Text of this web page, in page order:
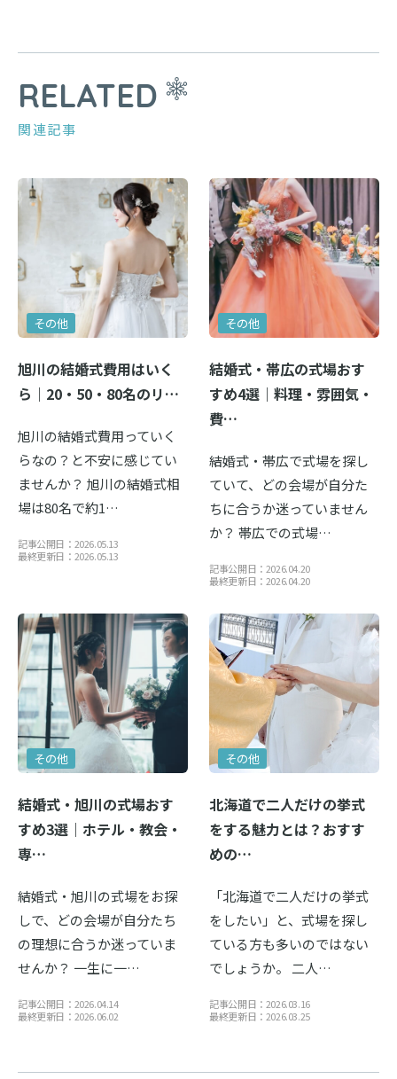
RELATED
関連記事
その他
旭川の結婚式費用はいく
ら｜20・50・80名のリ…
旭川の結婚式費用っていく
らなの？と不安に感じてい
ませんか？ 旭川の結婚式相
場は80名で約1…
記事公開日：2026.05.13
最終更新日：2026.05.13
その他
結婚式・帯広の式場おす
すめ4選｜料理・雰囲気・
費…
結婚式・帯広で式場を探し
ていて、どの会場が自分た
ちに合うか迷っていません
か？ 帯広での式場…
記事公開日：2026.04.20
最終更新日：2026.04.20
その他
結婚式・旭川の式場おす
すめ3選｜ホテル・教会・
専…
結婚式・旭川の式場をお探
しで、どの会場が自分たち
の理想に合うか迷っていま
せんか？ 一生に一…
記事公開日：2026.04.14
最終更新日：2026.06.02
その他
北海道で二人だけの挙式
をする魅力とは？おすす
めの…
「北海道で二人だけの挙式
をしたい」と、式場を探し
ている方も多いのではない
でしょうか。 二人…
記事公開日：2026.03.16
最終更新日：2026.03.25